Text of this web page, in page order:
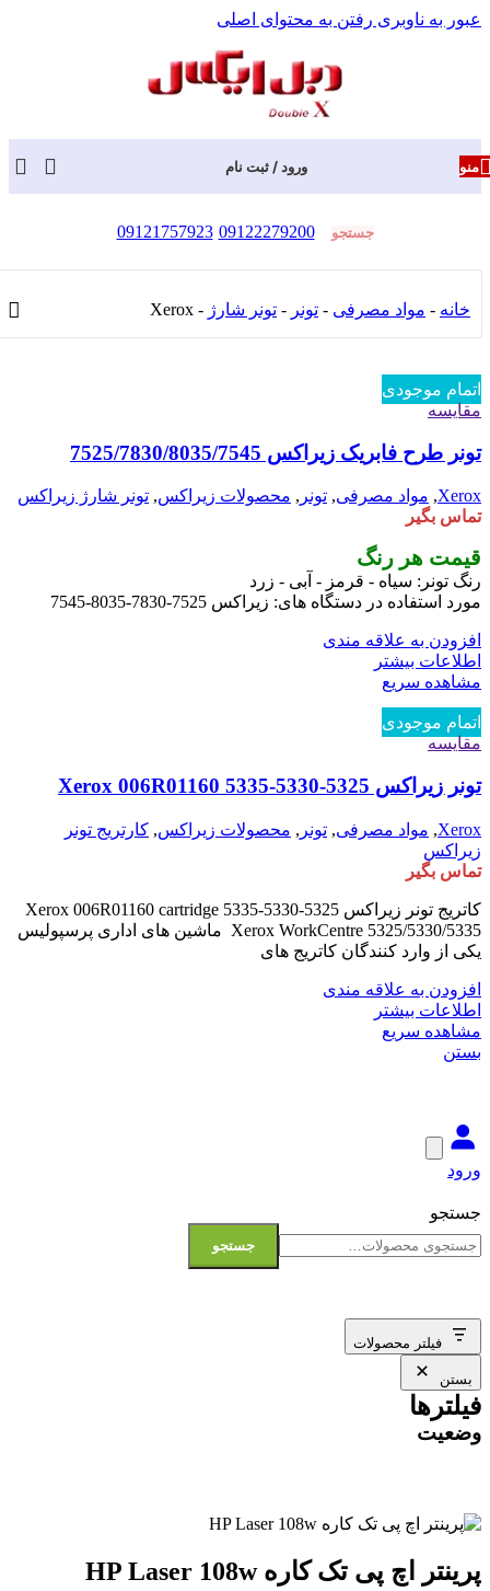
عبور به ناوبری رفتن به محتوای اصلی
منو ورود / ثبت نام
جستجو 09122279200
09121757923
خانه - مواد مصرفی - تونر - تونر شارژ -
Xerox
اتمام موجودی
مقایسه
تونر طرح فابریک زیراکس 7525/7830/8035/7545
Xerox
, مواد مصرفی, تونر , محصولات زیراکس, تونر شارژ زیراکس
تماس بگیر
قیمت هر رنگ
رنگ تونر: سیاه - قرمز - آبی - زرد
مورد استفاده در دستگاه های: زیراکس 7525-7830-8035-7545
افزودن به علاقه مندی
اطلاعات بیشتر
مشاهده سریع
اتمام موجودی
مقایسه
تونر زیراکس 5325-5330-5335 Xerox 006R01160
Xerox
, مواد مصرفی, تونر , محصولات زیراکس, کارتریج تونر
زیراکس
تماس بگیر
کاتریج تونر زیراکس 5325-5330-5335 Xerox 006R01160 cartridge
Xerox WorkCentre 5325/5330/5335 ماشین های اداری پرسپولیس
یکی از وارد کنندگان کاتریج های
افزودن به علاقه مندی
اطلاعات بیشتر
مشاهده سریع
بستن
ورود
جستجو
جستجو
فیلتر محصولات
بستن
فیلترها
وضعیت
پرینتر اچ پی تک کاره HP Laser 108w